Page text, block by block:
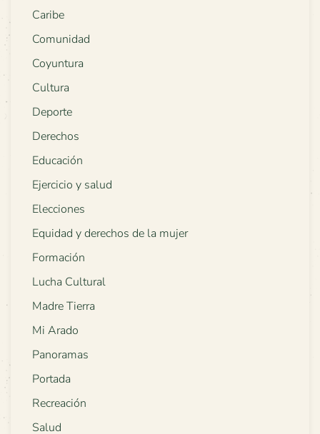
Caribe
Comunidad
Coyuntura
Cultura
Deporte
Derechos
Educación
Ejercicio y salud
Elecciones
Equidad y derechos de la mujer
Formación
Lucha Cultural
Madre Tierra
Mi Arado
Panoramas
Portada
Recreación
Salud